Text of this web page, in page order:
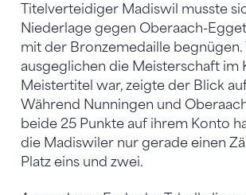
Titelverteidiger Madiswil musste
Niederlage gegen Oberaach-
mit der Bronzemedaille begnügen.
ausgeglichen die Meisterschaft im
Meistertitel war, zeigte der Blick
Während Nunningen und
beide 25 Punkte auf ihrem Konto
die Madiswiler nur gerade einen
Platz eins und zwei.